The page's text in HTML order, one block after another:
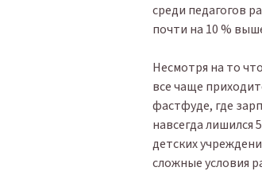
среди педагогов
почти на 10 %
Несмотря на то
все чаще
фастфуде, где
навсегда лишился
детских
сложные условия